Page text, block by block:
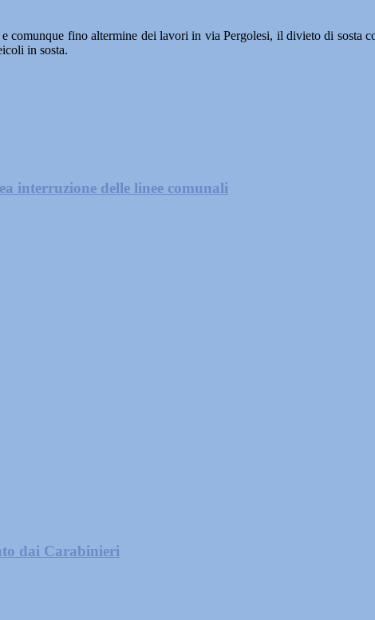
comunque fino altermine dei lavori in via Pergolesi, il divieto di sosta
in sosta.
interruzione delle linee comunali
dai Carabinieri